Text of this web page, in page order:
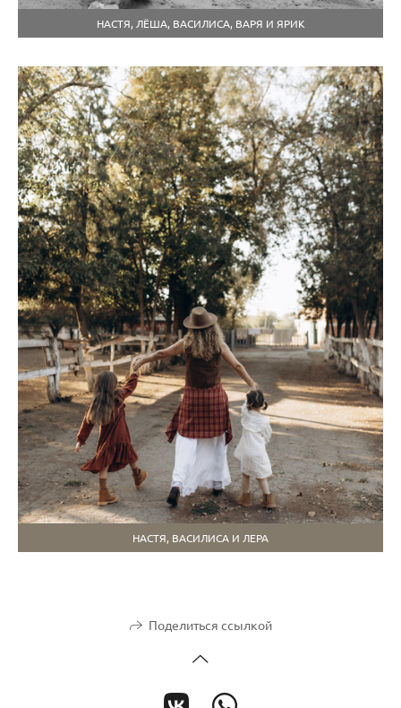
НАСТЯ, ЛЁША, ВАСИЛИСА, ВАРЯ И ЯРИК
НАСТЯ, ВАСИЛИСА И ЛЕРА
Поделиться ссылкой